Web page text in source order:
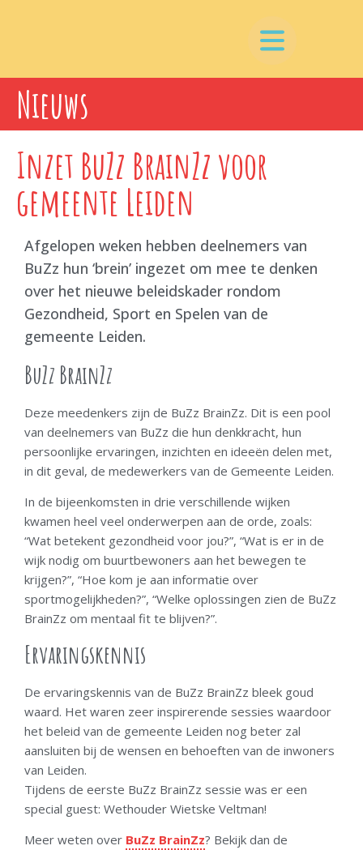
Nieuws
Inzet BuZz BrainZz voor
gemeente Leiden
Afgelopen weken hebben deelnemers van
BuZz hun ‘brein’ ingezet om mee te denken
over het nieuwe beleidskader rondom
Gezondheid, Sport en Spelen van de
gemeente Leiden.
BuZz BrainZz
Deze meedenkers zijn de BuZz BrainZz. Dit is een pool
van deelnemers van BuZz die hun denkkracht, hun
persoonlijke ervaringen, inzichten en ideeën delen met,
in dit geval, de medewerkers van de Gemeente Leiden.
In de bijeenkomsten in drie verschillende wijken
kwamen heel veel onderwerpen aan de orde, zoals:
“Wat betekent gezondheid voor jou?”, “Wat is er in de
wijk nodig om buurtbewoners aan het bewegen te
krijgen?”, “Hoe kom je aan informatie over
sportmogelijkheden?”, “Welke oplossingen zien de BuZz
BrainZz om mentaal fit te blijven?”.
Ervaringskennis
De ervaringskennis van de BuZz BrainZz bleek goud
waard. Het waren zeer inspirerende sessies waardoor
het beleid van de gemeente Leiden nog beter zal
aansluiten bij de wensen en behoeften van de inwoners
van Leiden.
Tijdens de eerste BuZz BrainZz sessie was er een
special guest: Wethouder Wietske Veltman!
Meer weten over BuZz BrainZz? Bekijk dan de